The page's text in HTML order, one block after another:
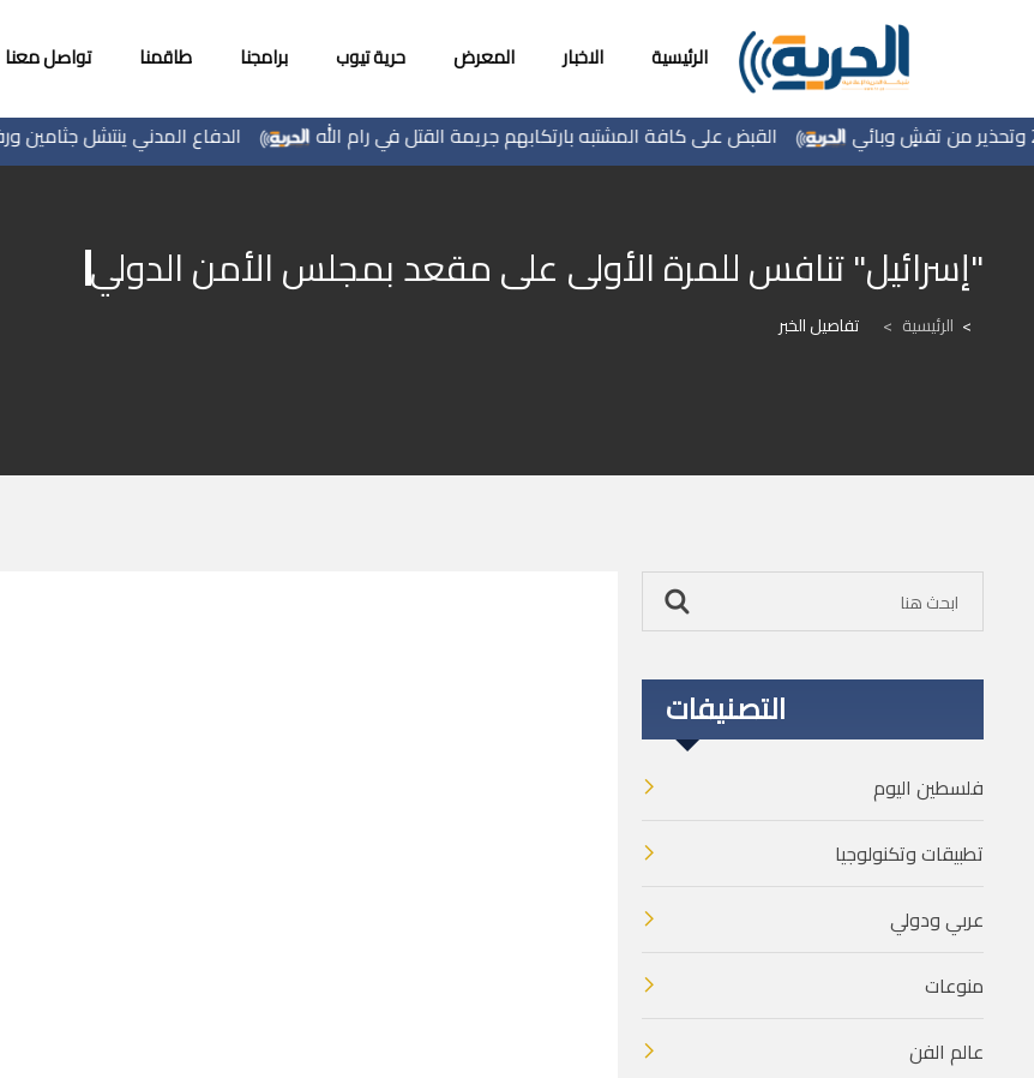
الرئيسية الاخبار المعرض حرية تيوب برامجنا طاقمنا تواصل معنا
الدفاع المدني ينتشل جثامين ورفات 19 شهيداً من تحت أنقاض منزل لعائلة كرم في تل الهوا ويواصل البحث عن مفقودين القبض على كافة المشتبه بارتكابهم جريمة القتل في رام الله
"إسرائيل" تنافس للمرة الأولى على مقعد بمجلس الأمن الدولي
الرئيسية > تفاصيل الخبر
التصنيفات
فلسطين اليوم
تطبيقات وتكنولوجيا
عربي ودولي
منوعات
عالم الفن